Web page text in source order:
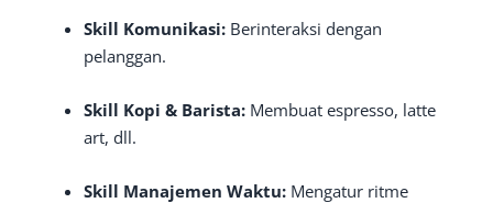
Skill Komunikasi: Berinteraksi dengan
pelanggan.
Skill Kopi & Barista: Membuat espresso, latte
art, dll.
Skill Manajemen Waktu: Mengatur ritme